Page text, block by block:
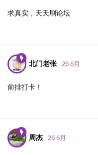
求真实，天天刷论坛
北门老张 26 6月
前排打卡！
周杰 26 6月